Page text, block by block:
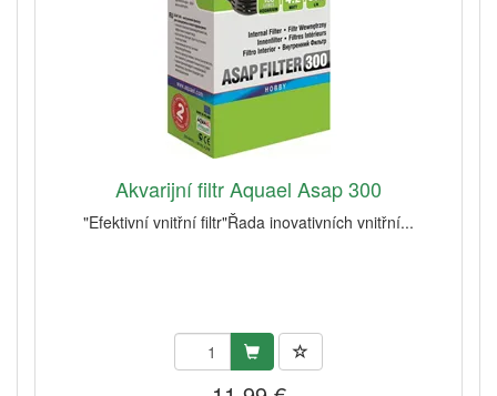
Akvarijní filtr Aquael Asap 300
"Efektivní vnitřní filtr"Řada inovativních vnitřní...